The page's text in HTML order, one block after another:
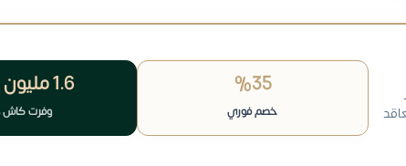
%35
خصم فوري
1.6 مليون
وفرت كاش